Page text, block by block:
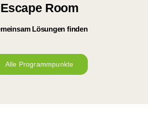
Escape Room
Lösungen finden
Alle Programmpunkte